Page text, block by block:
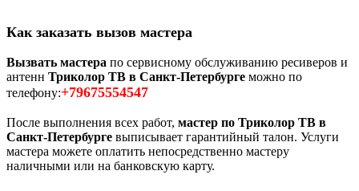
Как заказать вызов мастера
Вызвать мастера по сервисному обслуживанию ресиверов и
антенн Триколор ТВ в Санкт-Петербурге можно по
телефону:+79675554547
После выполнения всех работ, мастер по Триколор ТВ в
Санкт-Петербурге выписывает гарантийный талон. Услуги
мастера можете оплатить непосредственно мастеру
наличными или на банковскую карту.